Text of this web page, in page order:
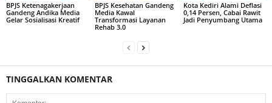
BPJS Ketenagakerjaan
Gandeng Andika Media
Gelar Sosialisasi Kreatif
BPJS Kesehatan Gandeng
Media Kawal
Transformasi Layanan
Rehab 3.0
Kota Kediri Alami Deflasi
0,14 Persen, Cabai Rawit
Jadi Penyumbang Utama
TINGGALKAN KOMENTAR